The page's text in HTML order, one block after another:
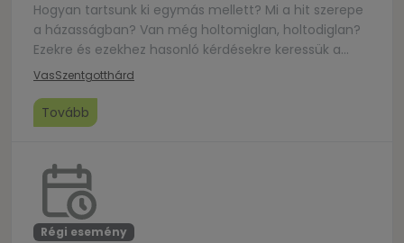
Hogyan tartsunk ki egymás mellett? Mi a hit szerepe
a házasságban? Van még holtomiglan, holtodiglan?
Ezekre és ezekhez hasonló kérdésekre keressük a
választ egy kötetlen beszélgetés formájában.
VasSzentgotthárd
Tovább
Régi esemény